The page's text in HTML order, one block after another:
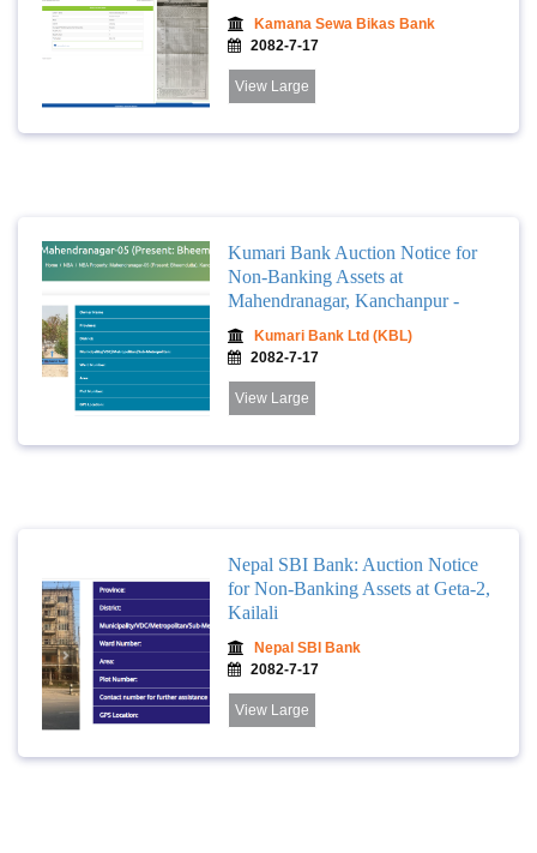
Kamana Sewa Bikas Bank
2082-7-17
View Large
Kumari Bank Auction Notice for
Non-Banking Assets at
Mahendranagar, Kanchanpur -
Kumari Bank Ltd (KBL)
2082-7-17
View Large
Nepal SBI Bank: Auction Notice
for Non-Banking Assets at Geta-2,
Kailali
Nepal SBI Bank
2082-7-17
View Large